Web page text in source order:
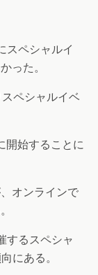
スペシャルイ
った。
ペシャルイベ
開始することに
オンラインで
するスペシャ
にある。